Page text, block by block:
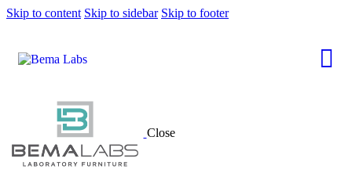
Skip to content Skip to sidebar Skip to footer
Close